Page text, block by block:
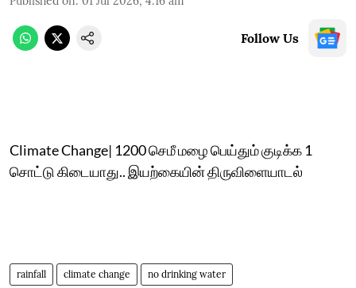
Follow Us
Climate Change| 1200 செமீ மழை பெய்தும் குடிக்க 1
சொட்டு கிடையாது.. இயற்கையின் திருவிளையாடல்
rainfall climate change no drinking water